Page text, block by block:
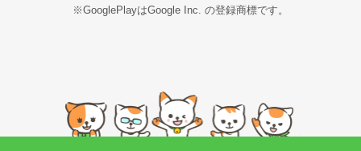
※GooglePlayはGoogle Inc. の登録商標です。